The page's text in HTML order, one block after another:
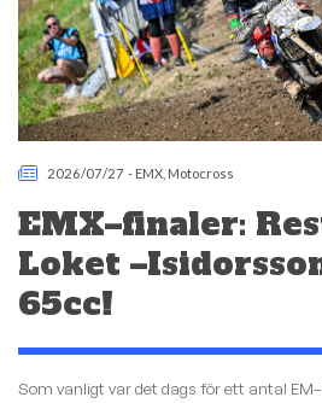
2026/07/27 - EMX Motocross
EMX–finaler:
Loket
65cc!
Som vanligt var det dags för ett antal